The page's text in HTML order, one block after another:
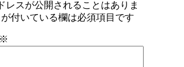
レスが公開されることはありま
が付いている欄は必須項目です
※